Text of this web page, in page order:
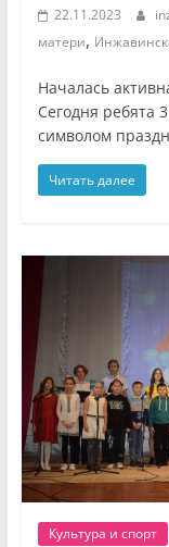
22.11.2023
матери,
Началась
Сегодня ребята
символом
Читать далее
Культура и спорт